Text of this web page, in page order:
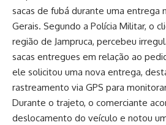
sacas de fubá durante uma entrega
Gerais. Segundo a Polícia Militar, o
região de Jampruca, percebeu
sacas entregues em relação ao
ele solicitou uma nova entrega,
rastreamento via GPS para
Durante o trajeto, o comerciante
deslocamento do veículo e notou